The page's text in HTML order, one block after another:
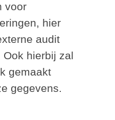
voor
hier
audit
Ook hierbij zal
gemaakt
gegevens.